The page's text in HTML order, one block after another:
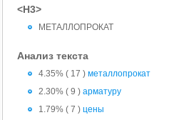
<H3>
МЕТАЛЛОПРОКАТ
Анализ текста
4.35% ( 17 ) металлопрокат
2.30% ( 9 ) арматуру
1.79% ( 7 ) цены